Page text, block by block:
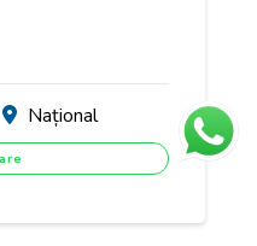
Național